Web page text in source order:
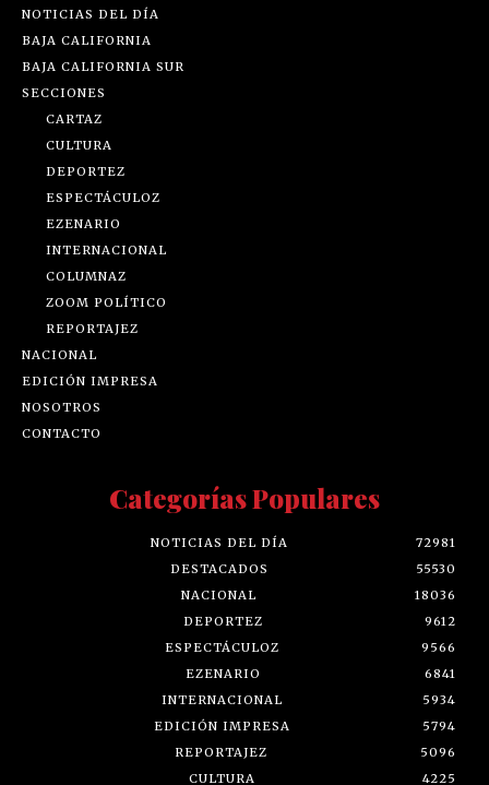
NOTICIAS DEL DÍA
BAJA CALIFORNIA
BAJA CALIFORNIA SUR
SECCIONES
CARTAZ
CULTURA
DEPORTEZ
ESPECTÁCULOZ
EZENARIO
INTERNACIONAL
COLUMNAZ
ZOOM POLÍTICO
REPORTAJEZ
NACIONAL
EDICIÓN IMPRESA
NOSOTROS
CONTACTO
Categorías Populares
NOTICIAS DEL DÍA
72981
DESTACADOS
55530
NACIONAL
18036
DEPORTEZ
9612
ESPECTÁCULOZ
9566
EZENARIO
6841
INTERNACIONAL
5934
EDICIÓN IMPRESA
5794
REPORTAJEZ
5096
CULTURA
4225